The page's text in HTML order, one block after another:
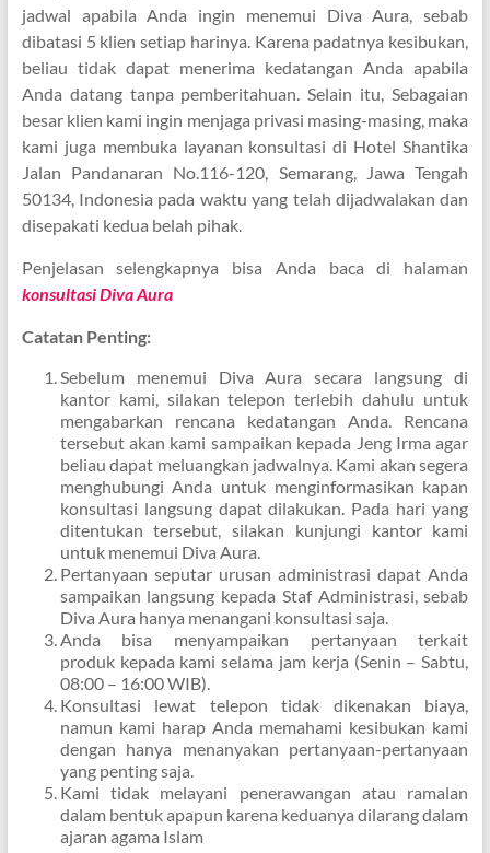
jadwal apabila Anda ingin menemui Diva Aura, sebab
dibatasi 5 klien setiap harinya. Karena padatnya kesibukan,
beliau tidak dapat menerima kedatangan Anda apabila
Anda datang tanpa pemberitahuan. Selain itu, Sebagaian
besar klien kami ingin menjaga privasi masing-masing, maka
kami juga membuka layanan konsultasi di Hotel Shantika
Jalan Pandanaran No.116-120, Semarang, Jawa Tengah
50134, Indonesia pada waktu yang telah dijadwalakan dan
disepakati kedua belah pihak.
Penjelasan selengkapnya bisa Anda baca di halaman
konsultasi Diva Aura
Catatan Penting:
Sebelum menemui Diva Aura secara langsung di
kantor kami, silakan telepon terlebih dahulu untuk
mengabarkan rencana kedatangan Anda. Rencana
tersebut akan kami sampaikan kepada Jeng Irma agar
beliau dapat meluangkan jadwalnya. Kami akan segera
menghubungi Anda untuk menginformasikan kapan
konsultasi langsung dapat dilakukan. Pada hari yang
ditentukan tersebut, silakan kunjungi kantor kami
untuk menemui Diva Aura.
Pertanyaan seputar urusan administrasi dapat Anda
sampaikan langsung kepada Staf Administrasi, sebab
Diva Aura hanya menangani konsultasi saja.
Anda bisa menyampaikan pertanyaan terkait
produk kepada kami selama jam kerja (Senin – Sabtu,
08:00 – 16:00 WIB).
Konsultasi lewat telepon tidak dikenakan biaya,
namun kami harap Anda memahami kesibukan kami
dengan hanya menanyakan pertanyaan-pertanyaan
yang penting saja.
Kami tidak melayani penerawangan atau ramalan
dalam bentuk apapun karena keduanya dilarang dalam
ajaran agama Islam